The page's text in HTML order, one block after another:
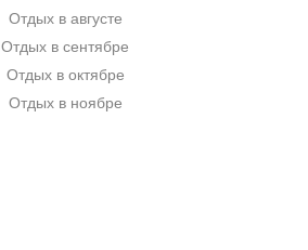
Отдых в августе
Отдых в сентябре
Отдых в октябре
Отдых в ноябре